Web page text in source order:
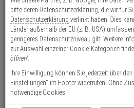
Sie
mindestens
Zeichen
ein,
um
Suche
noch
Kategorien
Suche
gestartet
EXPERT-Security für
Das Beste für Ihre
Geschäftskunden-
Konto anlegen
bitte deren Datenschutzerklärung, die wir für
Datenschutzerklärung verlinkt haben. Dies
Länder außerhalb der EU (z. B. USA)
geringeres Datenschutzniveau gilt. Weitere
zur Auswahl einzelner Cookie-Kategorien
öffnen'.
Ihre Einwilligung können Sie jederzeit über
Einstellungen“ im Footer widerrufen. Ohne
notwendige Cookies.